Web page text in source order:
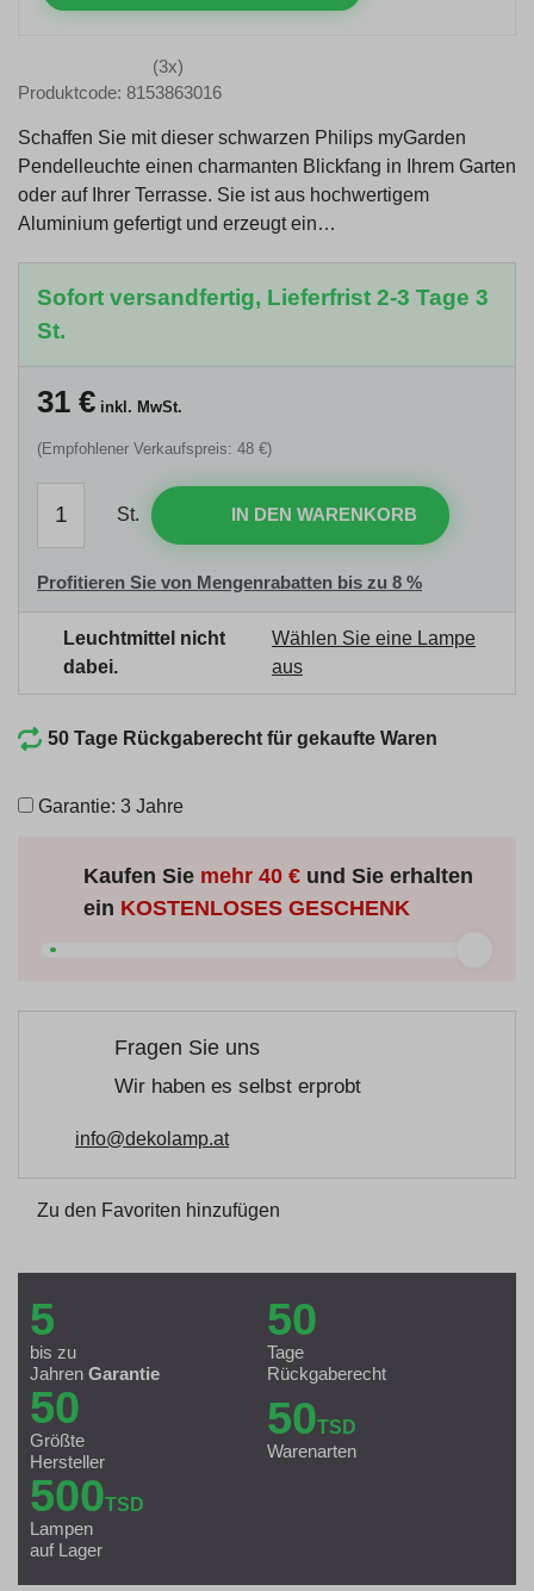
(3x)
Produktcode: 8153863016
Schaffen Sie mit dieser schwarzen Philips myGarden
Pendelleuchte einen charmanten Blickfang in Ihrem Garten
oder auf Ihrer Terrasse. Sie ist aus hochwertigem
Aluminium gefertigt und erzeugt ein…
Sofort versandfertig, Lieferfrist 2-3 Tage 3
St.
31 € inkl. MwSt.
(Empfohlener Verkaufspreis: 48 €)
St. IN DEN WARENKORB
Profitieren Sie von Mengenrabatten bis zu 8 %
Leuchtmittel nicht
dabei.
Wählen Sie eine Lampe
aus
50 Tage Rückgaberecht für gekaufte Waren
Garantie: 3 Jahre
Kaufen Sie mehr40 €und Sie erhalten
ein KOSTENLOSES GESCHENK
Fragen Sie uns
Wir haben es selbst erprobt
info@dekolamp.at
Zu den Favoriten hinzufügen
5
bis zu
Jahren Garantie
50
Tage
Rückgaberecht
50
Größte
Hersteller
50TSD
Warenarten
500TSD
Lampen
auf Lager